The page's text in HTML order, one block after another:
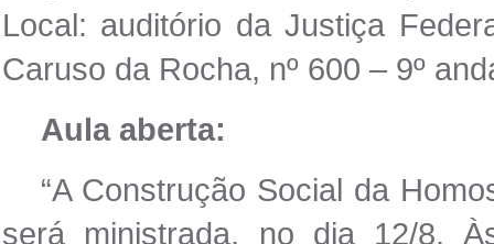
Local: auditório da Justiça
Caruso da Rocha, nº 600 – 9º
Aula aberta:
“A Construção Social da
será ministrada, no dia 12/8,